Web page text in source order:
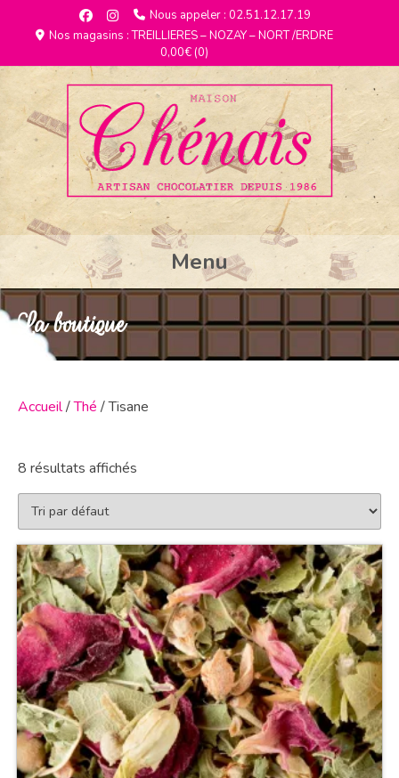
Nous appeler : 02.51.12.17.19
Nos magasins : TREILLIERES – NOZAY – NORT /ERDRE
0,00€(0)
Menu
La boutique
Accueil/Thé / Tisane
8 résultats affichés